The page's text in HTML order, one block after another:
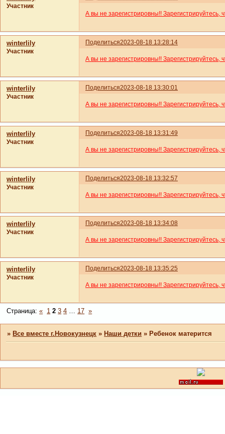
Участник
А вы не зарегистрировны!! Зарегистрируйтесь,
Поделиться2023-08-18 13:28:14
winterlily
Участник
А вы не зарегистрировны!! Зарегистрируйтесь,
Поделиться2023-08-18 13:30:01
winterlily
Участник
А вы не зарегистрировны!! Зарегистрируйтесь,
Поделиться2023-08-18 13:31:49
winterlily
Участник
А вы не зарегистрировны!! Зарегистрируйтесь,
Поделиться2023-08-18 13:32:57
winterlily
Участник
А вы не зарегистрировны!! Зарегистрируйтесь,
Поделиться2023-08-18 13:34:08
winterlily
Участник
А вы не зарегистрировны!! Зарегистрируйтесь,
Поделиться2023-08-18 13:35:25
winterlily
Участник
А вы не зарегистрировны!! Зарегистрируйтесь,
Страница:« 1 2 3 4 17 »
»Все вместе г.Новокузнецк »Наши детки »Ребенок матерится